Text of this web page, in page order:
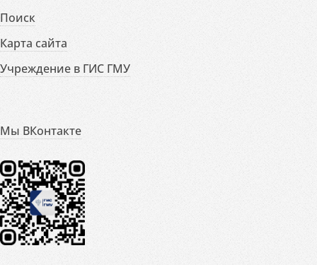
Поиск
Карта сайта
Учреждение в ГИС ГМУ
Мы ВКонтакте